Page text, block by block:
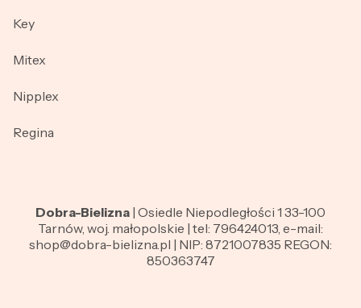
Key
Mitex
Nipplex
Regina
Dobra-Bielizna | Osiedle Niepodległości 1 33-100
Tarnów, woj. małopolskie | tel: 796424013, e-mail:
shop@dobra-bielizna.pl | NIP: 8721007835 REGON:
850363747